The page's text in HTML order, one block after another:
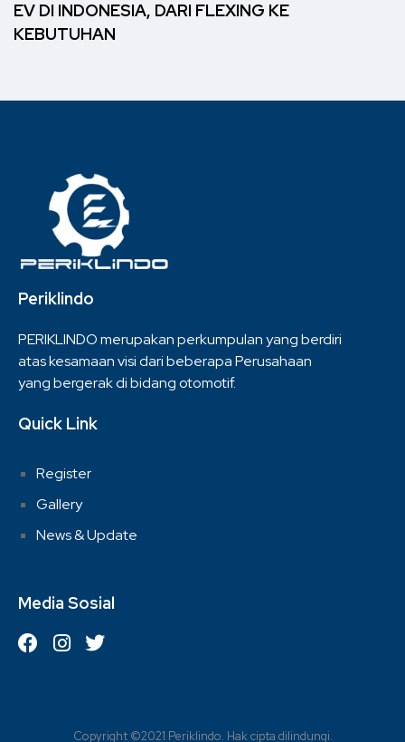
EV DI INDONESIA, DARI FLEXING KE
KEBUTUHAN
Periklindo
PERIKLINDO merupakan perkumpulan yang berdiri
atas kesamaan visi dari beberapa Perusahaan
yang bergerak di bidang otomotif.
Quick Link
Register
Gallery
News & Update
Media Sosial
Copyright ©2021 Periklindo. Hak cipta dilindungi.